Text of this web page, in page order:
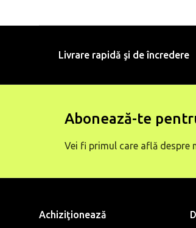
Livrare rapidă şi de încredere
Abonează-te
Vei fi primul care află despre
Achiziţionează